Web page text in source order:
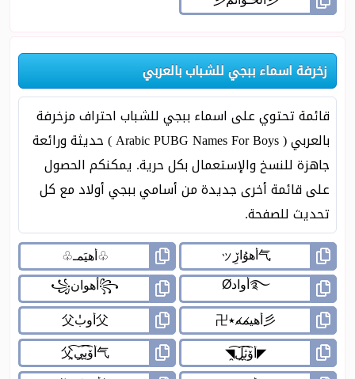
زخرفة اسماء ببجي للشباب بالعربي
قائمة تحتوي على اسماء ببجي للشباب احتراف مزخرفة
بالعربي ( Arabic PUBG Names For Boys ) حديثة ورائعة
جاهزة للنسخ والإستعمال بكل حرية. يمكنكم الحصول
على قائمة أخرى جديدة من أسامي ببجي أولاد مع كل
تحديث للصفحة.